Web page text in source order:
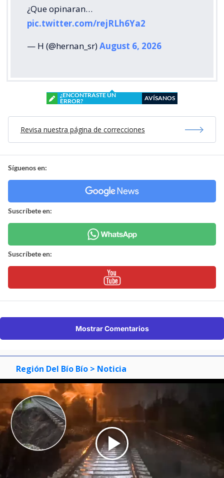
¿Que opinaran…
pic.twitter.com/rejRLh6Ya2
— H (@hernan_sr)August 6, 2026
¿ENCONTRASTE UN
ERROR?
AVÍSANOS
Revisa nuestra página de correcciones
Síguenos en:
Suscríbete en:
Suscríbete en:
Mostrar Comentarios
Región Del Bío Bío > Noticia